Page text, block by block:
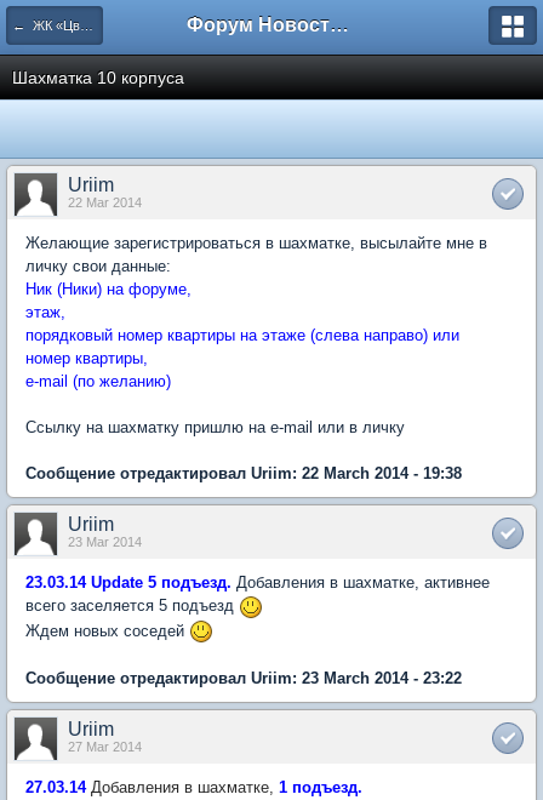
← ЖК «Цветочный город» Микрорайон 22 Форум Новостройки
Шахматка 10 корпуса
Uriim
22 Mar 2014
Желающие зарегистрироваться в шахматке, высылайте мне в
личку свои данные:
Ник (Ники) на форуме,
этаж,
порядковый номер квартиры на этаже (слева направо) или
номер квартиры,
e-mail (по желанию)
Ссылку на шахматку пришлю на e-mail или в личку
Сообщение отредактировал Uriim: 22 March 2014 - 19:38
Uriim
23 Mar 2014
23.03.14 Update 5 подъезд. Добавления в шахматке, активнее
всего заселяется 5 подъезд
Ждем новых соседей
Сообщение отредактировал Uriim: 23 March 2014 - 23:22
Uriim
27 Mar 2014
27.03.14 Добавления в шахматке, 1 подъезд.